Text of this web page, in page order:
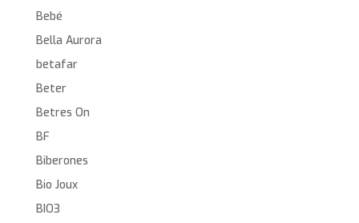
Bebé
Bella Aurora
betafar
Beter
Betres On
BF
Biberones
Bio Joux
BIO3